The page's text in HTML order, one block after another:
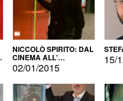
NICCOLÒ SPIRITO: DAL
CINEMA ALL'
AUTOPRODUZIONE
02/01/2015
15/